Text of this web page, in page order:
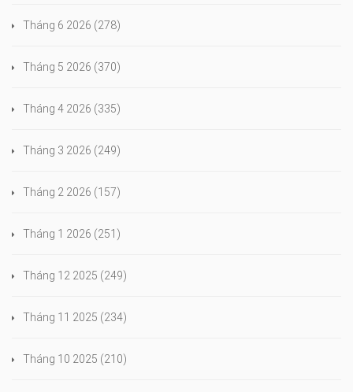
Tháng 6 2026 (278)
Tháng 5 2026 (370)
Tháng 4 2026 (335)
Tháng 3 2026 (249)
Tháng 2 2026 (157)
Tháng 1 2026 (251)
Tháng 12 2025 (249)
Tháng 11 2025 (234)
Tháng 10 2025 (210)